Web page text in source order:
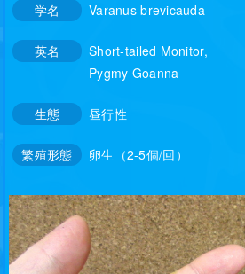
学名 Varanus brevicauda
英名
Short-tailed Monitor,
Pygmy Goanna
生態 昼行性
繁殖形態 卵生（2-5個/回）